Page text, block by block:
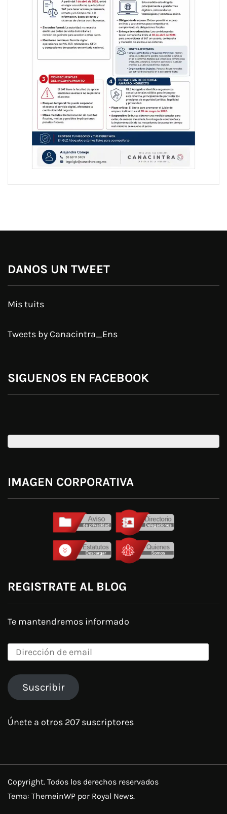
DANOS UN TWEET
Mis tuits
Tweets by Canacintra_Ens
SIGUENOS EN FACEBOOK
IMAGEN CORPORATIVA
REGISTRATE AL BLOG
Te mantendremos informado
Dirección
emailSuscribir
Únete a otros 207 suscriptores
Copyright. Todos los derechos reservados
Tema: ThemeinWP por Royal News.